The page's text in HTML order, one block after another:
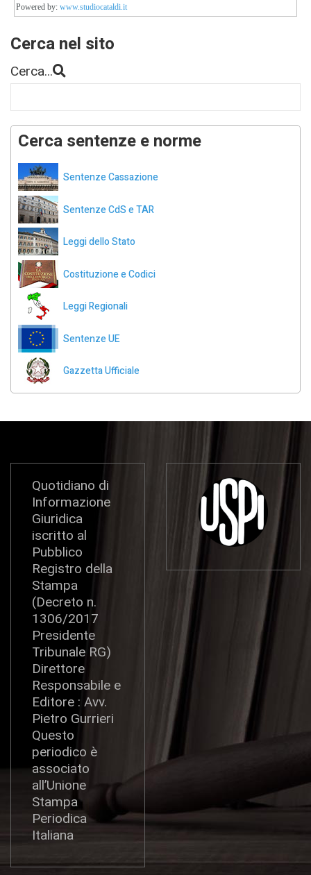
Powered by: www.studiocataldi.it
Cerca nel sito
Cerca...
Cerca sentenze e norme
Sentenze Cassazione
Sentenze CdS e TAR
Leggi dello Stato
Costituzione e Codici
Leggi Regionali
Sentenze UE
Gazzetta Ufficiale
Quotidiano di
Informazione
Giuridica
iscritto al
Pubblico
Registro della
Stampa
(Decreto n.
1306/2017
Presidente
Tribunale RG)
Direttore
Responsabile e
Editore : Avv.
Pietro Gurrieri
Questo
periodico è
associato
all’Unione
Stampa
Periodica
Italiana